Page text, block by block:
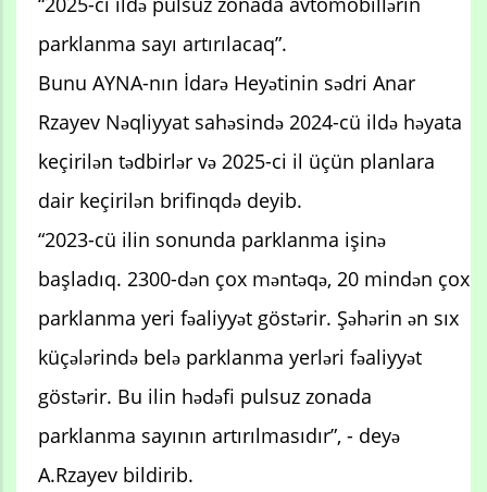
parklanma sayı artırılacaq”.
Bunu AYNA-nın İdarə Heyətinin sədri Anar
Rzayev Nəqliyyat sahəsində 2024-cü ildə həyata
keçirilən tədbirlər və 2025-ci il üçün planlara
dair keçirilən brifinqdə deyib.
“2023-cü ilin sonunda parklanma işinə
başladıq. 2300-dən çox məntəqə, 20 mindən çox
parklanma yeri fəaliyyət göstərir. Şəhərin ən sıx
küçələrində belə parklanma yerləri fəaliyyət
göstərir. Bu ilin hədəfi pulsuz zonada
parklanma sayının artırılmasıdır”, - deyə
A.Rzayev bildirib.